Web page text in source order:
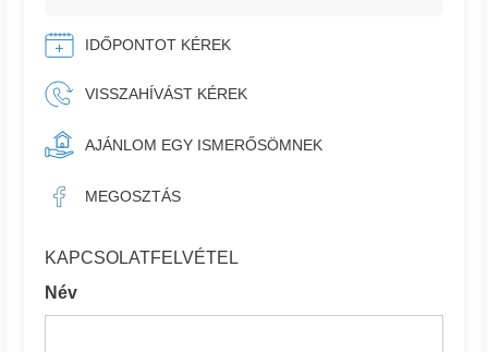
IDŐPONTOT KÉREK
VISSZAHÍVÁST KÉREK
AJÁNLOM EGY ISMERŐSÖMNEK
MEGOSZTÁS
KAPCSOLATFELVÉTEL
Név